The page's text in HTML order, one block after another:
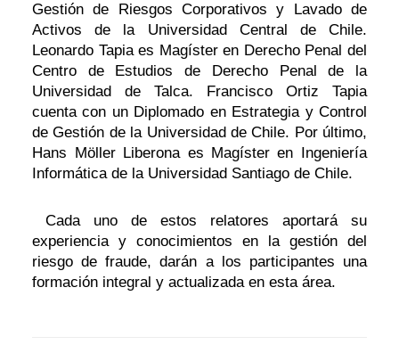
Gestión de Riesgos Corporativos y Lavado de
Activos de la Universidad Central de Chile.
Leonardo Tapia es Magíster en Derecho Penal del
Centro de Estudios de Derecho Penal de la
Universidad de Talca. Francisco Ortiz Tapia
cuenta con un Diplomado en Estrategia y Control
de Gestión de la Universidad de Chile. Por último,
Hans Möller Liberona es Magíster en Ingeniería
Informática de la Universidad Santiago de Chile.
Cada uno de estos relatores aportará su
experiencia y conocimientos en la gestión del
riesgo de fraude, darán a los participantes una
formación integral y actualizada en esta área.